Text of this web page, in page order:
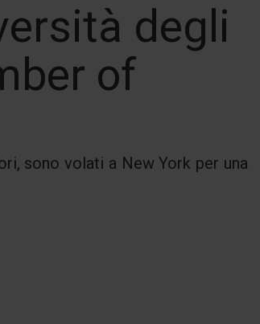
degli
of
sono volati a New York per una